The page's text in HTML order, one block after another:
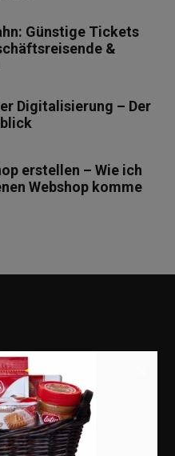
Günstige Tickets
&
Digitalisierung – Der
erstellen – Wie ich
Webshop komme